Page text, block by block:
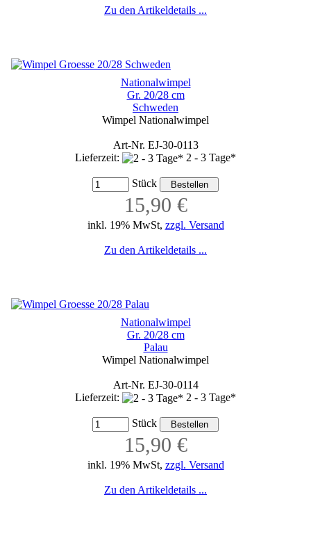
Zu den Artikeldetails ...
Nationalwimpel
Gr. 20/28 cm
Schweden
Wimpel Nationalwimpel
Art-Nr. EJ-30-0113
Lieferzeit:
2 - 3 Tage*
Stück
15,90 €
inkl. 19% MwSt, zzgl. Versand
Zu den Artikeldetails ...
Nationalwimpel
Gr. 20/28 cm
Palau
Wimpel Nationalwimpel
Art-Nr. EJ-30-0114
Lieferzeit:
2 - 3 Tage*
Stück
15,90 €
inkl. 19% MwSt, zzgl. Versand
Zu den Artikeldetails ...